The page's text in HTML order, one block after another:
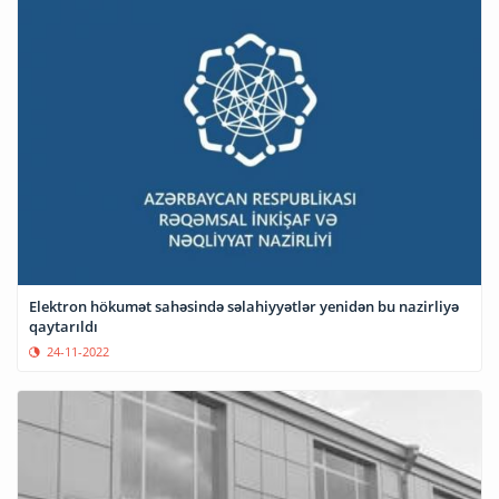
Elektron hökumət sahəsində səlahiyyətlər yenidən bu nazirliyə
qaytarıldı
24-11-2022